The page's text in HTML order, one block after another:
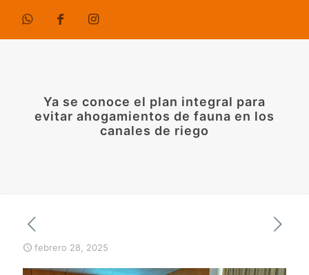
Ya se conoce el plan integral para
evitar ahogamientos de fauna en los
canales de riego
febrero 28, 2025